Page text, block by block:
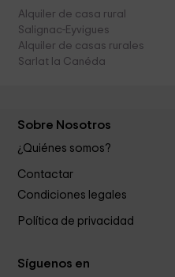
Alquiler de casa rural
Salignac-Eyvigues
Alquiler de casas rurales
Sarlat la Canéda
Sobre Nosotros
¿Quiénes somos?
Contactar
Condiciones legales
Política de privacidad
Síguenos en